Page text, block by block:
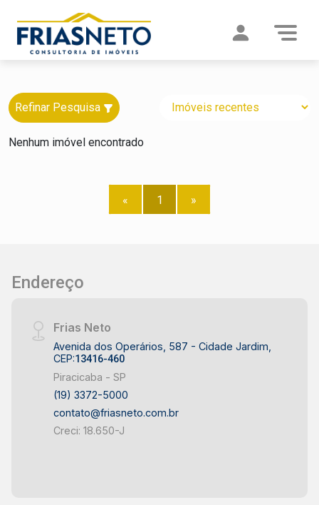
Refinar Pesquisa
Nenhum imóvel encontrado
« 1 »
Endereço
Frias Neto
Avenida dos Operários, 587 - Cidade Jardim,
CEP:13416-460
Piracicaba - SP
(19) 3372-5000
contato@friasneto.com.br
Creci: 18.650-J